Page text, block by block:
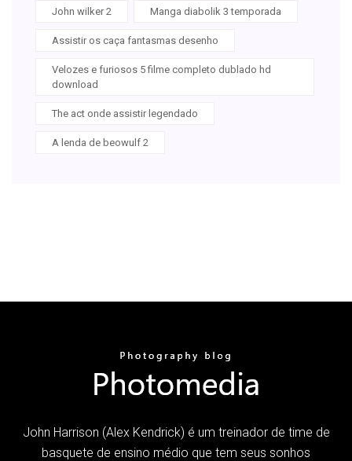
John wilker 2 Manga diabolik 3 temporada
Assistir os caça fantasmas desenho
Velozes e furiosos 5 filme completo dublado hd
download
The act onde assistir legendado
A lenda de beowulf 2
John Harrison (Alex Kendrick) é um treinador de time de
basquete de ensino médio que tem seus sonhos